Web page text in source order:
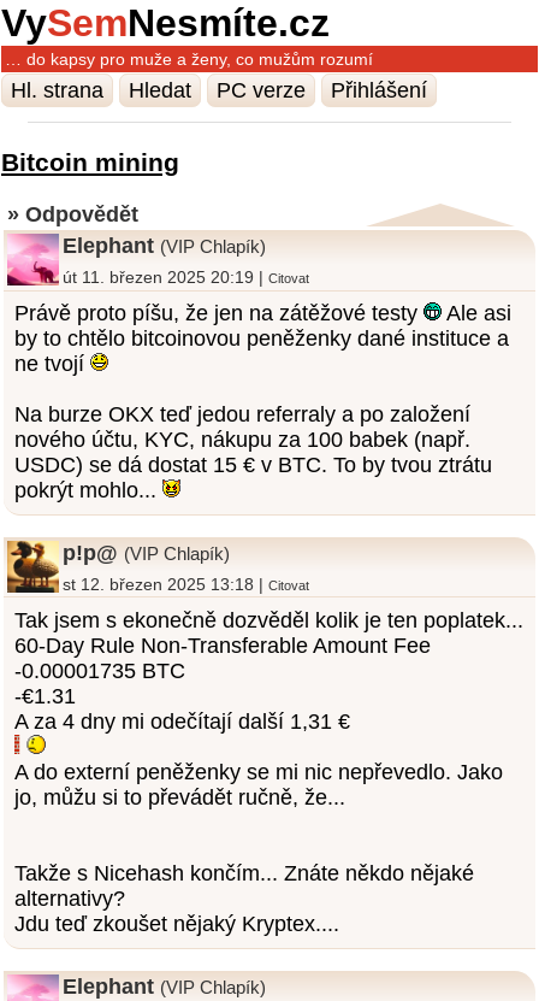
VySemNesmíte.cz
… do kapsy pro muže a ženy, co mužům rozumí
Hl. strana Hledat PC verze Přihlášení
Bitcoin mining
» Odpovědět
Elephant (VIP Chlapík)
út 11. březen 2025 20:19 |Citovat
Právě proto píšu, že jen na zátěžové testy
Ale asi
by to chtělo bitcoinovou peněženky dané instituce a
ne tvojí
Na burze OKX teď jedou referraly a po založení
nového účtu, KYC, nákupu za 100 babek (např.
USDC) se dá dostat 15 € v BTC. To by tvou ztrátu
pokrýt mohlo...
p!p@ (VIP Chlapík)
st 12. březen 2025 13:18 |Citovat
Tak jsem s ekonečně dozvěděl kolik je ten poplatek...
60-Day Rule Non-Transferable Amount Fee
-0.00001735 BTC
-€1.31
A za 4 dny mi odečítají další 1,31 €
A do externí peněženky se mi nic nepřevedlo. Jako
jo, můžu si to převádět ručně, že...
Takže s Nicehash končím... Znáte někdo nějaké
alternativy?
Jdu teď zkoušet nějaký Kryptex....
Elephant (VIP Chlapík)